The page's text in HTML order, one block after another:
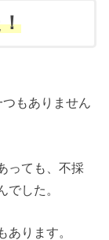
もありません
っても、不採
でした。
ります。